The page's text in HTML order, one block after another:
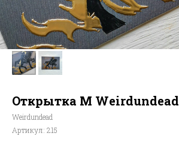
Открытка M Weirdundead
Weirdundead
Артикул: 215